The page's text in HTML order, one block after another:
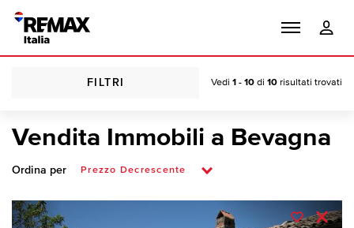
FILTRI Vedi 1 - 10 di 10 risultati trovati
Vendita Immobili a Bevagna
Ordina per